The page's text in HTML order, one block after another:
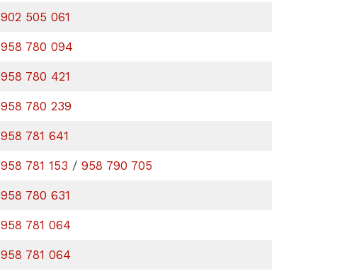
902 505 061
958 780 094
958 780 421
958 780 239
958 781 641
958 781 153 / 958 790 705
958 780 631
958 781 064
958 781 064